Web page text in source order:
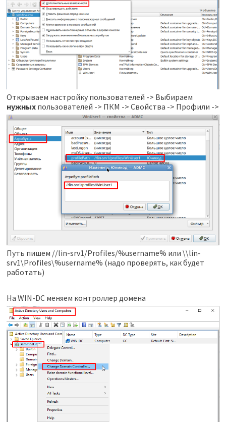
Открываем настройку пользователей -> Выбираем
нужныхпользователей -> ПКМ -> Свойства -> Профили ->
Путь пишем //lin-srv1/Profiles/%username% или \\lin-
srv1\Profiles\%username% (надо проверять, как будет
работать)
На WIN-DC меняем контроллер домена